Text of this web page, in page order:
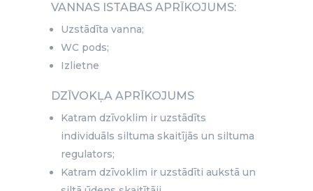
VANNAS ISTABAS APRĪKOJUMS:
Uzstādīta vanna;
WC pods;
Izlietne
DZĪVOKĻA APRĪKOJUMS
Katram dzīvoklim ir uzstādīts
individuāls siltuma skaitījās un siltuma
regulators;
Katram dzīvoklim ir uzstādīti aukstā un